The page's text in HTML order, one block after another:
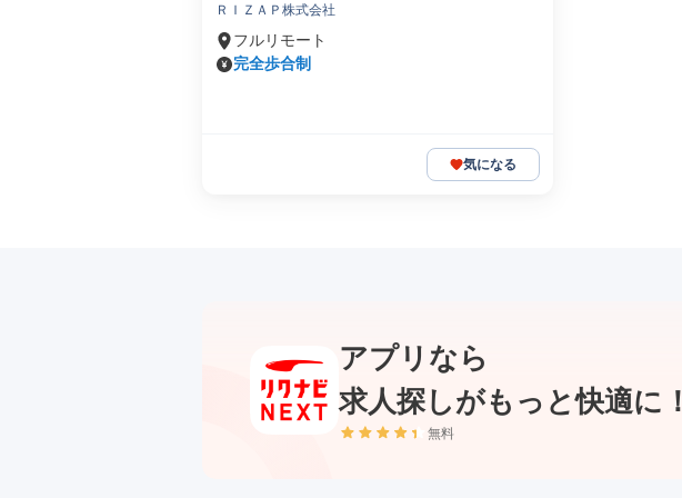
ＲＩＺＡＰ株式会社
フルリモート
完全歩合制
気になる
アプリなら
求人探しがもっと快適に！
無料